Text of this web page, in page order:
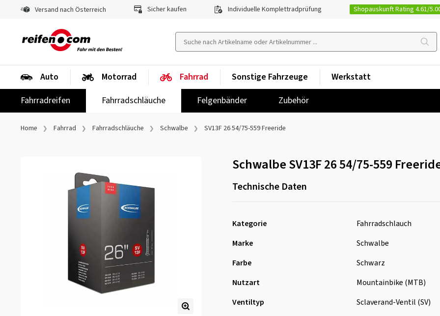
Versand nach Österreich Sicher kaufen Individuelle Komplettradprüfung Shopauskunft Rating 4.61/
Auto Motorrad
Fahrrad
Fahrradreifen
Fahrradschläuche Felgenbänder Zubehör
Sonstige Fahrzeuge Werkstatt
Home Fahrrad Fahrradschläuche Schwalbe SV13F 26 54/75-559 Freeride
Schwalbe SV13F 26 54/75-559
Technische Daten
Kategorie
Fahrradschlauch
Marke
Schwalbe
Farbe
Schwarz
Nutzart
Mountainbike (MTB)
Ventiltyp
Sclaverand-Ventil (SV)